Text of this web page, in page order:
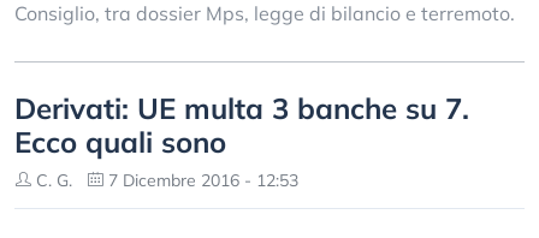
Consiglio, tra dossier Mps, legge di bilancio e terremoto.
Derivati: UE multa 3 banche su 7.
Ecco quali sono
C. G. 7 Dicembre 2016 - 12:53